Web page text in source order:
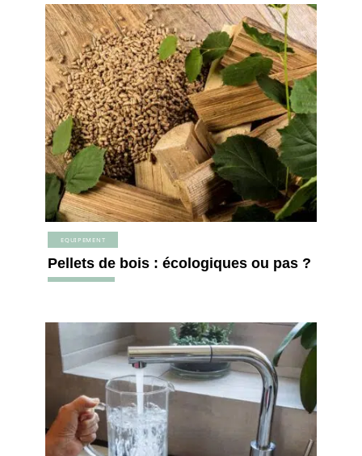
EQUIPEMENT
Pellets de bois : écologiques ou pas ?